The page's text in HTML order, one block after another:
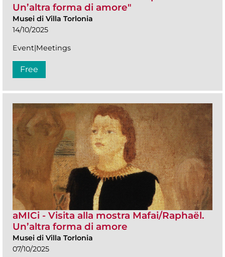
Un’altra forma di amore"
Musei di Villa Torlonia
14/10/2025
Event|Meetings
Free
aMICi - Visita alla mostra Mafai/Raphaël.
Un’altra forma di amore
Musei di Villa Torlonia
07/10/2025